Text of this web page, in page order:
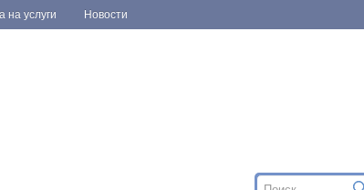
на услуги Новости